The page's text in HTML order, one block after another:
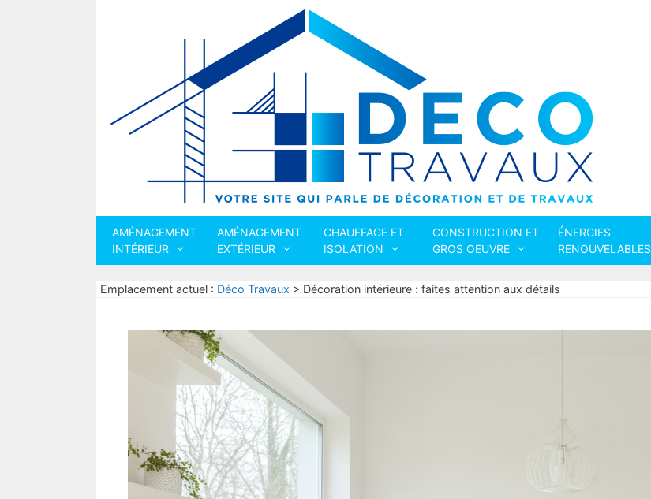
AMÉNAGEMENT
INTÉRIEUR
AMÉNAGEMENT
EXTÉRIEUR
CHAUFFAGE ET
ISOLATION
CONSTRUCTION ET
GROS OEUVRE
ÉNERGIES
RENOUVELABLES
Emplacement actuel : Déco Travaux > Décoration intérieure : faites attention aux détails